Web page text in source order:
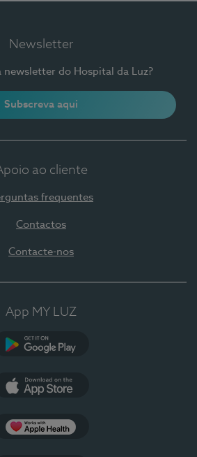
Newsletter
newsletter do Hospital da Luz?
Subscreva aqui
ao cliente
frequentes
Contactos
Contacte-nos
App MY LUZ